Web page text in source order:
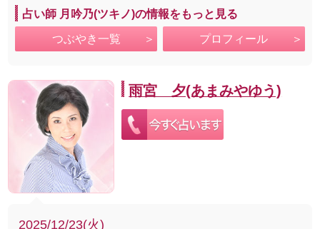
占い師 月吟乃(ツキノ)の情報をもっと見る
つぶやき一覧 プロフィール
雨宮 夕(あまみやゆう)
2025/12/23(火)